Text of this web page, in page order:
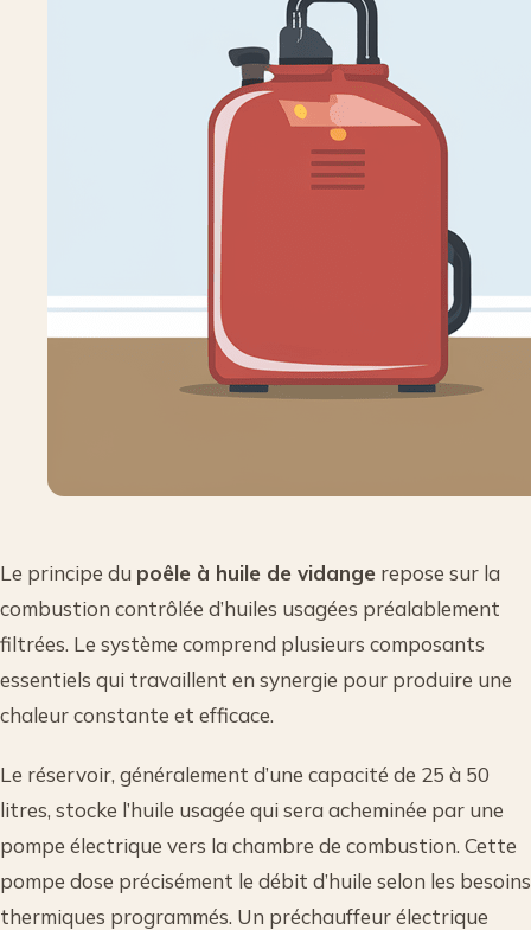
Le principe du poêle à huile de vidange repose sur la
combustion contrôlée d’huiles usagées préalablement
filtrées. Le système comprend plusieurs composants
essentiels qui travaillent en synergie pour produire une
chaleur constante et efficace.
Le réservoir, généralement d’une capacité de 25 à 50
litres, stocke l’huile usagée qui sera acheminée par une
pompe électrique vers la chambre de combustion. Cette
pompe dose précisément le débit d’huile selon les besoins
thermiques programmés. Un préchauffeur électrique